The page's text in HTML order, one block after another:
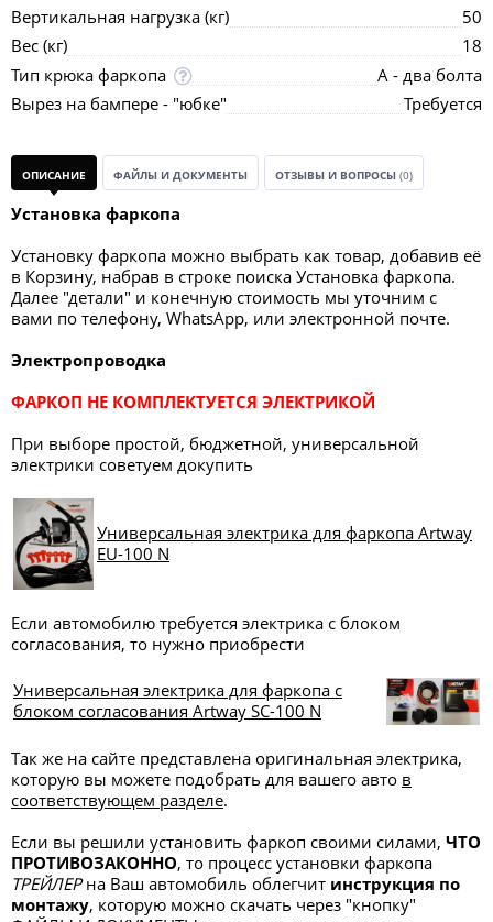
Вертикальная нагрузка (кг)
50
Вес (кг)
18
Тип крюка фаркопа
А - два болта
Вырез на бампере - "юбке"
Требуется
ОПИСАНИЕ ФАЙЛЫ И ДОКУМЕНТЫ ОТЗЫВЫ И ВОПРОСЫ (0)
Установка фаркопа
Установку фаркопа можно выбрать как товар, добавив её
в Корзину, набрав в строке поиска Установка фаркопа.
Далее "детали" и конечную стоимость мы уточним с
вами по телефону, WhatsApp, или электронной почте.
Электропроводка
ФАРКОП НЕ КОМПЛЕКТУЕТСЯ ЭЛЕКТРИКОЙ
При выборе простой, бюджетной, универсальной
электрики советуем докупить
Универсальная электрика для фаркопа Artway
EU-100 N
Если автомобилю требуется электрика с блоком
согласования, то нужно приобрести
Универсальная электрика для фаркопа с
блоком согласования Artway SC-100 N
Так же на сайте представлена оригинальная электрика,
которую вы можете подобрать для вашего авто в
соответствующем разделе.
Если вы решили установить фаркоп своими силами, ЧТО
ПРОТИВОЗАКОННО, то процесс установки фаркопа
ТРЕЙЛЕРна Ваш автомобиль облегчит инструкция по
монтажу, которую можно скачать через "кнопку"